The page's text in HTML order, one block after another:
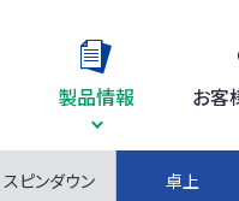
製品情報 お客
スピンダウン 卓上